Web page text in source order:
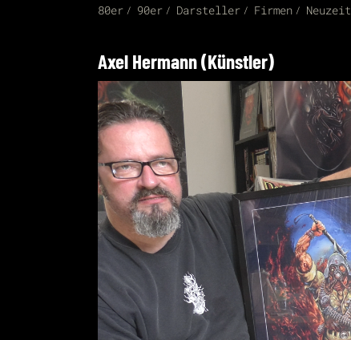
80er 90er Darsteller Firmen Neuzeit
Axel Hermann (Künstler)